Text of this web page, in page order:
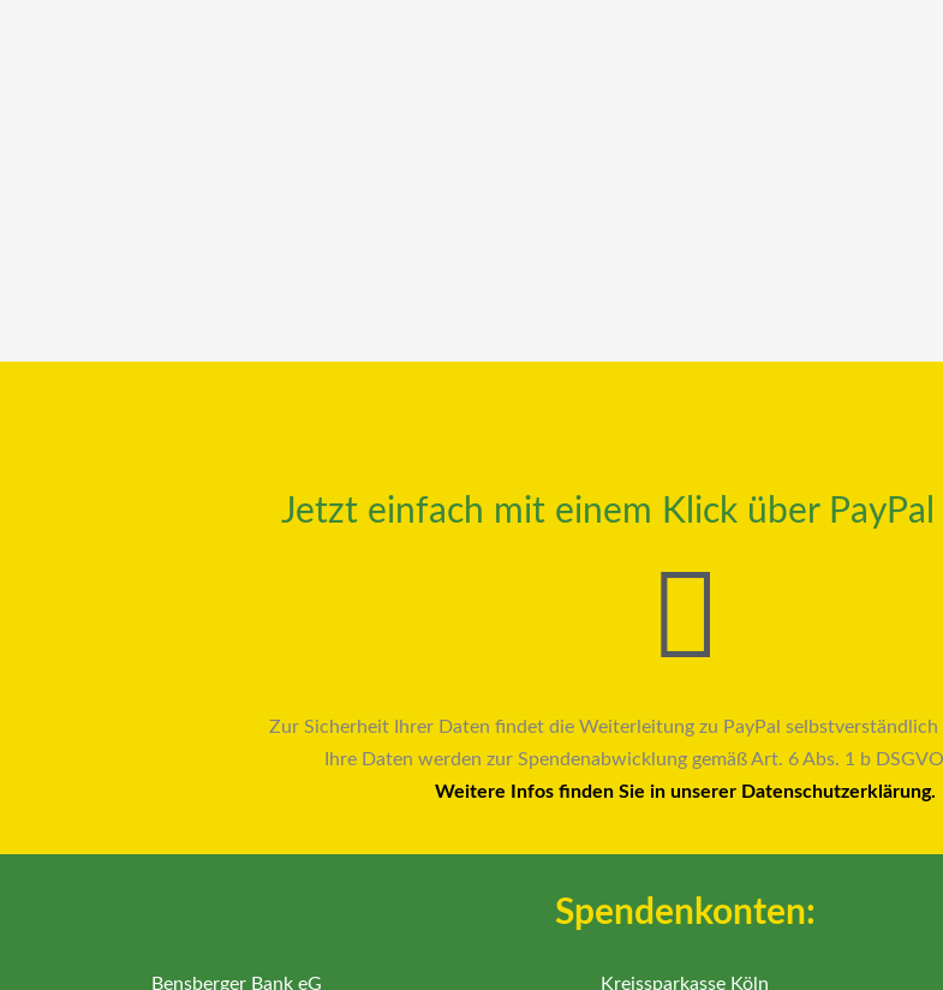
Jetzt einfach mit einem Klick über PayPal
Zur Sicherheit Ihrer Daten findet die Weiterleitung zu PayPal
Ihre Daten werden zur Spendenabwicklung gemäß Art. 6 Abs. 1 b
Weitere Infos finden Sie in unserer Datenschutzerklärung.
Spendenkonten:
Bensberger Bank eG Kreissparkasse Köln